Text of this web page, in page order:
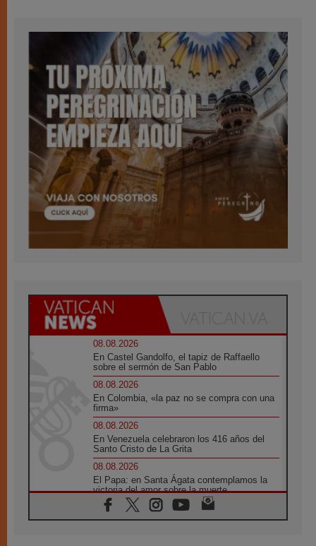
08.08.2026
En Castel Gandolfo, el tapiz de Raffaello
sobre el sermón de San Pablo
08.08.2026
En Colombia, «la paz no se compra con una
firma»
08.08.2026
En Venezuela celebraron los 416 años del
Santo Cristo de La Grita
08.08.2026
El Papa: en Santa Ágata contemplamos la
victoria del amor sobre la muerte
08.08.2026
León XIV visitará el Santuario de la Madre